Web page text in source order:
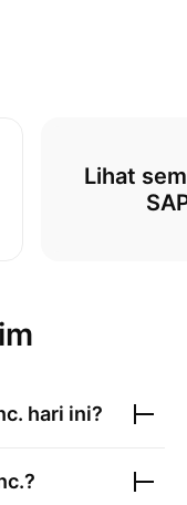
Lihat
hari ini?
?